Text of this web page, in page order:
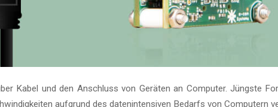
Kabel und den Anschluss von Geräten an Computer. Jüngste
aufgrund des datenintensiven Bedarfs von Computern